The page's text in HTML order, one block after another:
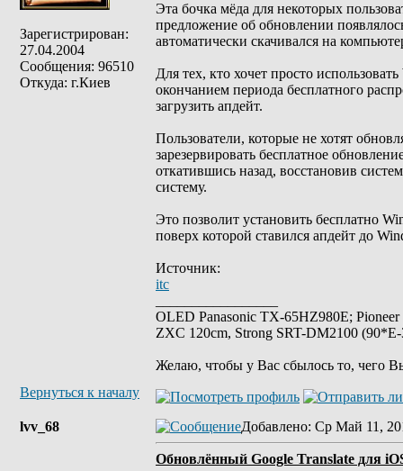
Зарегистрирован:
27.04.2004
Сообщения: 96510
Откуда: г.Киев
Эта бочка мёда для некоторых
предложение об обновлении
автоматически скачивался на
Для тех, кто хочет просто
окончанием периода бесплатного
загрузить апдейт.
Пользователи, которые не хотят
зарезервировать бесплатное
откатившись назад, восстановив
систему.
Это позволит установить бесплатно
поверх которой ставился апдейт до
Источник:
itc
OLED Panasonic TX-65HZ980E;
ZXC 120cm, Strong SRT-DM2100
Желаю, чтобы у Вас сбылось то, чего
Вернуться к началу
lvv_68 Добавлено: Ср Май 11,
Обновлённый Google Translate для